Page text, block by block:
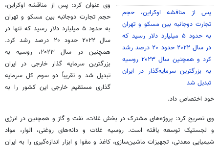
وی عنوان کرد:
پس از مناقشه اوکراین، حجم
تجارت دوجانبه بین مسکو و تهران
به حدود ۵ میلیارد دلار رسید که
در سال ۲۰۲۲ حدود ۲۰ درصد رشد
کرد و همچنین سال ۲۰۲۳ روسیه
به بزرگترین سرمایه‌گذار در ایران
تبدیل شد
پس از مناقشه اوکراین،
حجم تجارت دوجانبه بین مسکو و تهران
به حدود ۵ میلیارد دلار رسید که تنها در
سال ۲۰۲۲ حدود ۲۰ درصد رشد کرد.
همچنین در سال ۲۰۲۳، روسیه به
بزرگترین سرمایه گذار خارجی در ایران
تبدیل شد و تقریباً دو سوم کل سرمایه
گذاری مستقیم خارجی این کشور را به
خود اختصاص داد.
وی تصریح کرد: پروژه‌های مشترک در بخش غلات، نفت و گاز و همچنین در انرژی
و لجستیک توسعه یافته است. روسیه غلات و دانه‌های روغنی، الوار، مواد
شیمیایی معدنی، تجهیزات ماشین‌سازی، کاغذ و مقوا و ابزار اندازه‌گیری را به ایران